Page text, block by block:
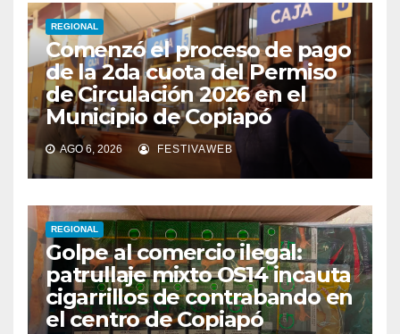
REGIONAL
Comenzó el proceso de pago
de la 2da cuota del Permiso
de Circulación 2026 en el
Municipio de Copiapó
AGO 6, 2026 FESTIVAWEB
REGIONAL
Golpe al comercio ilegal:
patrullaje mixto OS14 incauta
cigarrillos de contrabando en
el centro de Copiapó